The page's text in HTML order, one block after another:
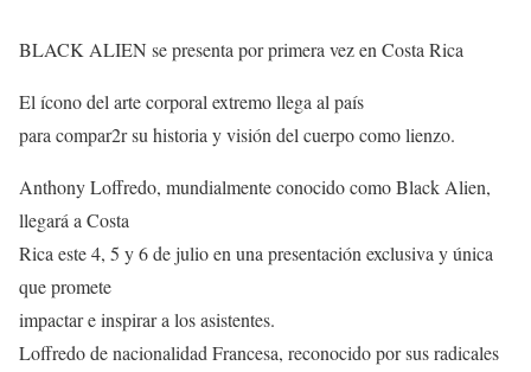
BLACK ALIEN se presenta por primera vez en Costa Rica
El ícono del arte corporal extremo llega al país
para compar2r su historia y visión del cuerpo como lienzo.
Anthony Loffredo, mundialmente conocido como Black Alien,
llegará a Costa
Rica este 4, 5 y 6 de julio en una presentación exclusiva y única
que promete
impactar e inspirar a los asistentes.
Loffredo de nacionalidad Francesa, reconocido por sus radicales